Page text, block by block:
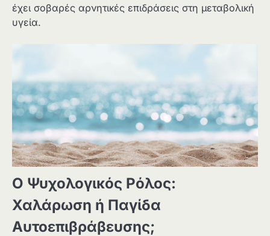
έχει σοβαρές αρνητικές επιδράσεις στη μεταβολική
υγεία.
Ο Ψυχολογικός Ρόλος:
Χαλάρωση ή Παγίδα
Αυτοεπιβράβευσης;